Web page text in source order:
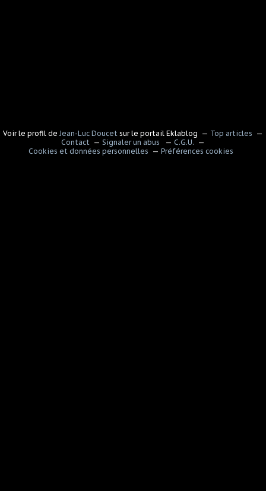
Voir le profil de Jean-Luc Doucet sur le portail Eklablog
Top articles
Contact
Signaler un abus
C.G.U.
Cookies et données personnelles
Préférences cookies